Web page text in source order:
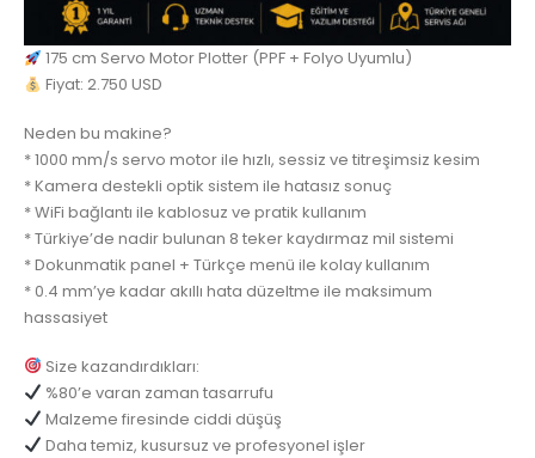
175 cm Servo Motor Plotter (PPF + Folyo Uyumlu)
Fiyat: 2.750 USD
Neden bu makine?
* 1000 mm/s servo motor ile hızlı, sessiz ve titreşimsiz kesim
* Kamera destekli optik sistem ile hatasız sonuç
* WiFi bağlantı ile kablosuz ve pratik kullanım
* Türkiye’de nadir bulunan 8 teker kaydırmaz mil sistemi
* Dokunmatik panel + Türkçe menü ile kolay kullanım
* 0.4 mm’ye kadar akıllı hata düzeltme ile maksimum
hassasiyet
Size kazandırdıkları:
%80’e varan zaman tasarrufu
Malzeme firesinde ciddi düşüş
Daha temiz, kusursuz ve profesyonel işler